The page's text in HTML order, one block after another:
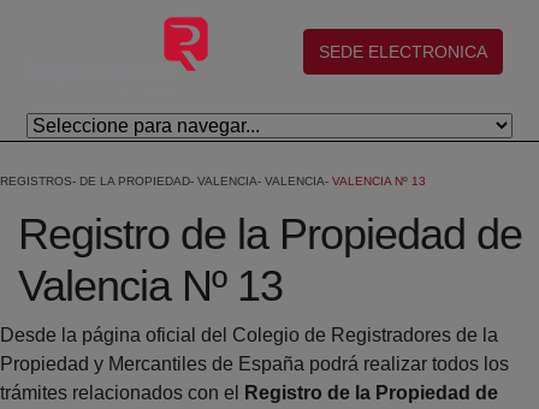
Skip to Main Content
(abre en nueva ventana)
SEDE ELECTRONICA
REGISTROS DE LA PROPIEDAD VALENCIA VALENCIA VALENCIA Nº 13
Registro de la Propiedad de
Valencia Nº 13
Desde la página oficial del Colegio de Registradores de la
Propiedad y Mercantiles de España podrá realizar todos los
trámites relacionados con el
Registro de la Propiedad de